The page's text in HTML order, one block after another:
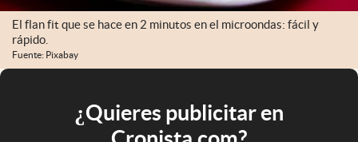
El flan fit que se hace en 2 minutos en el microondas: fácil y
rápido.
Fuente: Pixabay
¿Quieres publicitar en